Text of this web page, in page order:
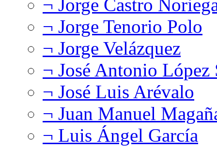
¬ Jorge Castro
¬ Jorge Tenorio Polo
¬ Jorge Velázquez
¬ José Antonio López
¬ José Luis Arévalo
¬ Juan Manuel
¬ Luis Ángel García